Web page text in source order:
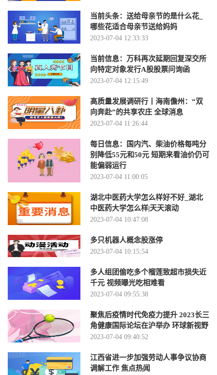
当前头条：送给母亲节的是什么花_
哪些花适合母亲节送给妈妈
2023-07-04 12:33:33
当前信息：万科再次延期回复深交所
向特定对象发行A股股票问询函
2023-07-04 12:15:49
高质量发展调研行丨海南儋州：“双
向奔赴”的共享农庄 全球消息
2023-07-04 11:26:44
每日信息：国内汽、柴油价格每吨分
别降低55元和50元 短期来看油价仍可
能偏弱运行
2023-07-04 11:00:05
湖北中医药大学怎么样好不好_湖北
中医药大学怎么样|天天滚动
2023-07-04 10:47:08
多只机器人概念股涨停
2023-07-04 10:15:54
多人组团偷吃多个榴莲致超市损失近
千元 视频曝光吃相难看
2023-07-04 09:55:38
聚焦后疫情时代免疫力提升 2023长三
角健康国际论坛在沪举办 环球新视野
2023-07-04 09:40:52
江西省进一步加强劳动人事争议协商
调解工作 焦点热闻